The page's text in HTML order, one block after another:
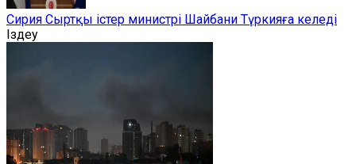
Сирия Сыртқы істер министрі Шайбани Түркияға келеді
Іздеу